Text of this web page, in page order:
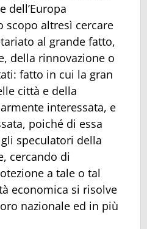
dell’Europa
scopo altresì cercare
al grande fatto,
della rinnovazione o
fatto in cui la gran
città e della
interessata, e
poiché di essa
speculatori della
cercando di
a tale o tal
economica si risolve
nazionale ed in più